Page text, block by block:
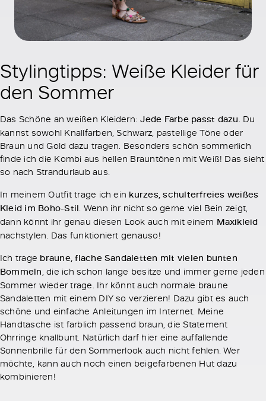
Stylingtipps: Weiße Kleider für
den Sommer
Das Schöne an weißen Kleidern:Jede Farbe passt dazu . Du
kannst sowohl Knallfarben, Schwarz, pastellige Töne oder
Braun und Gold dazu tragen. Besonders schön sommerlich
finde ich die Kombi aus hellen Brauntönen mit Weiß! Das sieht
so nach Strandurlaub aus.
In meinem Outfit trage ich ein kurzes, schulterfreies weißes
Kleid im Boho-Stil . Wenn ihr nicht so gerne viel Bein zeigt,
dann könnt ihr genau diesen Look auch mit einem Maxikleid
nachstylen. Das funktioniert genauso!
Ich trage braune, flache Sandaletten mit vielen bunten
Bommeln , die ich schon lange besitze und immer gerne jeden
Sommer wieder trage. Ihr könnt auch normale braune
Sandaletten mit einem DIY so verzieren! Dazu gibt es auch
schöne und einfache Anleitungen im Internet. Meine
Handtasche ist farblich passend braun, die Statement
Ohrringe knallbunt. Natürlich darf hier eine auffallende
Sonnenbrille für den Sommerlook auch nicht fehlen. Wer
möchte, kann auch noch einen beigefarbenen Hut dazu
kombinieren!